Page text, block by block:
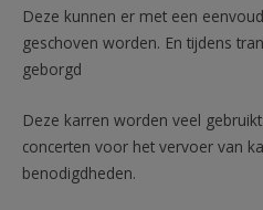
Deze kunnen er met een
geschoven worden. En tijdens
geborgd
Deze karren worden veel
concerten voor het vervoer van
benodigdheden.